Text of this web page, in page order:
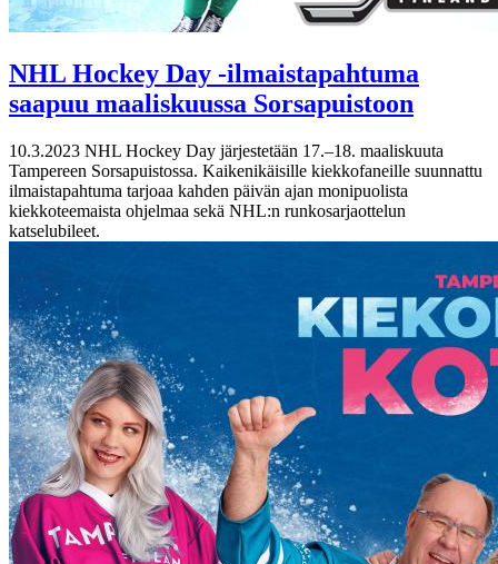
NHL Hockey Day -ilmaistapahtuma
saapuu maaliskuussa Sorsapuistoon
10.3.2023 NHL Hockey Day järjestetään 17.–18. maaliskuuta
Tampereen Sorsapuistossa. Kaikenikäisille kiekkofaneille suunnattu
ilmaistapahtuma tarjoaa kahden päivän ajan monipuolista
kiekkoteemaista ohjelmaa sekä NHL:n runkosarjaottelun
katselubileet.